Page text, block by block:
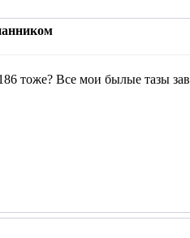
тоже? Все мои былые тазы